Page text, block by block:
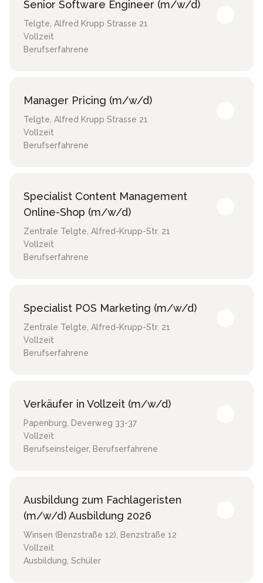
Senior Software Engineer (m/w/d)
Telgte, Alfred Krupp Strasse 21
Vollzeit
Berufserfahrene
Manager Pricing (m/w/d)
Telgte, Alfred Krupp Strasse 21
Vollzeit
Berufserfahrene
Specialist Content Management
Online-Shop (m/w/d)
Zentrale Telgte, Alfred-Krupp-Str. 21
Vollzeit
Berufserfahrene
Specialist POS Marketing (m/w/d)
Zentrale Telgte, Alfred-Krupp-Str. 21
Vollzeit
Berufserfahrene
Verkäufer in Vollzeit (m/w/d)
Papenburg, Deverweg 33-37
Vollzeit
Berufseinsteiger, Berufserfahrene
Ausbildung zum Fachlageristen
(m/w/d) Ausbildung 2026
Winsen (Benzstraße 12), Benzstraße 12
Vollzeit
Ausbildung, Schüler